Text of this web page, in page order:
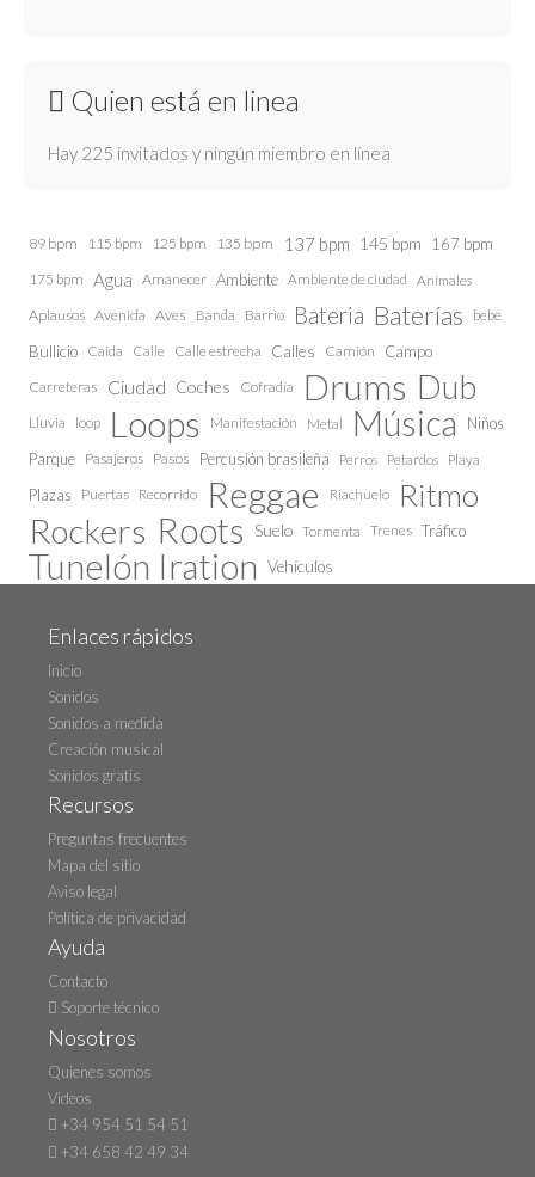
Quien está en linea
Hay 225 invitados y ningún miembro en línea
89 bpm 115 bpm 125 bpm 135 bpm 137 bpm 145 bpm 167 bpm
175 bpm Agua Amanecer Ambiente Ambiente de ciudad Animales
Aplausos Avenida Aves Banda Barrio Bateria Baterías bebe
Bullicio Caida Calle Calle estrecha Calles Camión Campo
Carreteras Ciudad Coches Cofradía Drums Dub
Lluvia loop Loops Manifestación Metal Música
Niños
Parque Pasajeros Pasos Percusión brasileña Perros Petardos Playa
Plazas Puertas Recorrido Reggae Riachuelo Ritmo
Rockers Roots Suelo Tormenta Trenes Tráfico
Tunelón Iration Vehículos
Enlaces rápidos
Inicio
Sonidos
Sonidos a medida
Creación musical
Sonidos gratis
Recursos
Preguntas frecuentes
Mapa del sitio
Aviso legal
Política de privacidad
Ayuda
Contacto
Soporte técnico
Nosotros
Quienes somos
Videos
+34 954 51 54 51
+34 658 42 49 34